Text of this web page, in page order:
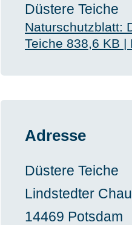
Düstere Teiche
Naturschutzblatt:
Teiche 838,6 KB |
Adresse
Düstere Teiche
Lindstedter
14469 Potsdam